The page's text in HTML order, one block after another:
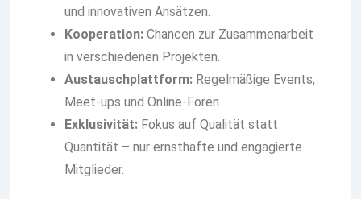
und innovativen Ansätzen.
Kooperation: Chancen zur Zusammenarbeit
in verschiedenen Projekten.
Austauschplattform: Regelmäßige Events,
Meet-ups und Online-Foren.
Exklusivität: Fokus auf Qualität statt
Quantität – nur ernsthafte und engagierte
Mitglieder.